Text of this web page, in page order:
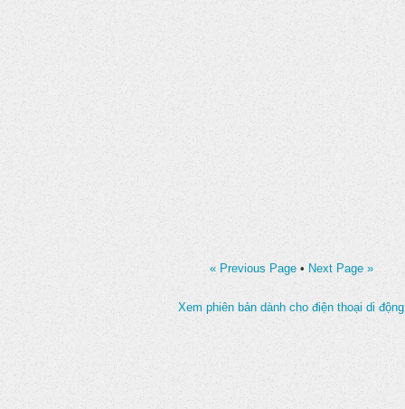
« Previous Page • Next Page »
Xem phiên bản dành cho điện thoại di động